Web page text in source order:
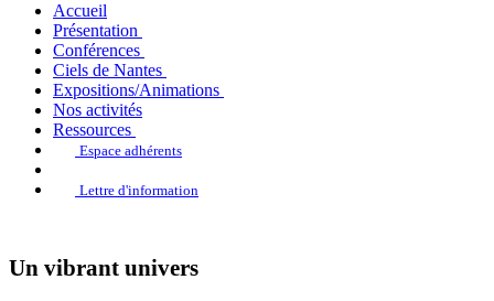
Accueil
Présentation
Conférences
Ciels de Nantes
Expositions/Animations
Nos activités
Ressources
Espace adhérents
Lettre d'information
Un vibrant univers